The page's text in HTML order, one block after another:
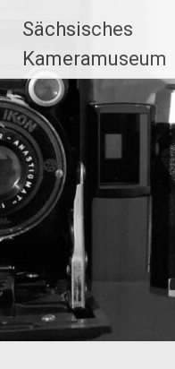
Inhalt
springen
Sächsisches
Kameramuseum